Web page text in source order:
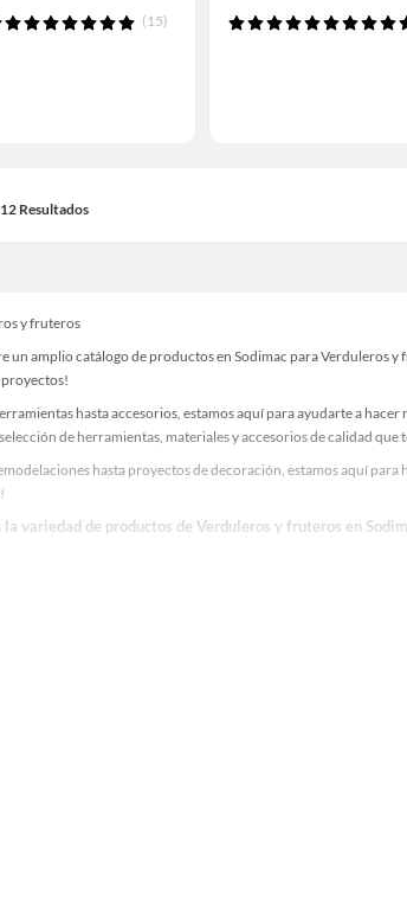
(15)
Resultados
y fruteros
un amplio catálogo de productos en Sodimac para Verduleros
proyectos!
hasta accesorios, estamos aquí para ayudarte a
de herramientas, materiales y accesorios de calidad que
hasta proyectos de decoración, estamos aquí
la variedad de productos de Verduleros y fruteros en
materiales y accesorios de calidad para tus proyectos y